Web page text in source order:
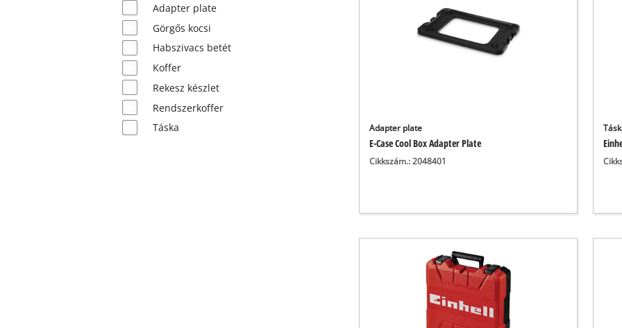
Adapter plate
Görgős kocsi
Habszivacs betét
Koffer
Rekesz készlet
Rendszerkoffer
Táska
Adapter plate
E-Case Cool Box Adapter Plate
Cikkszám.: 2048401